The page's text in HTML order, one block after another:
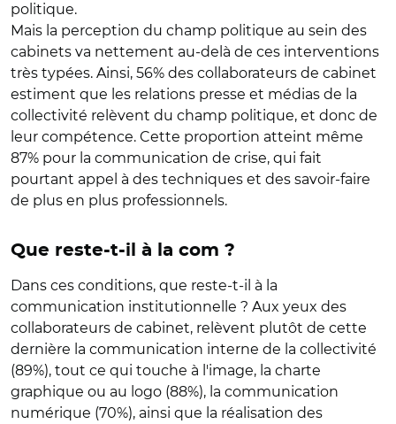
politique.
Mais la perception du champ politique au sein des
cabinets va nettement au-delà de ces interventions
très typées. Ainsi, 56% des collaborateurs de cabinet
estiment que les relations presse et médias de la
collectivité relèvent du champ politique, et donc de
leur compétence. Cette proportion atteint même
87% pour la communication de crise, qui fait
pourtant appel à des techniques et des savoir-faire
de plus en plus professionnels.
Que reste-t-il à la com ?
Dans ces conditions, que reste-t-il à la
communication institutionnelle ? Aux yeux des
collaborateurs de cabinet, relèvent plutôt de cette
dernière la communication interne de la collectivité
(89%), tout ce qui touche à l'image, la charte
graphique ou au logo (88%), la communication
numérique (70%), ainsi que la réalisation des